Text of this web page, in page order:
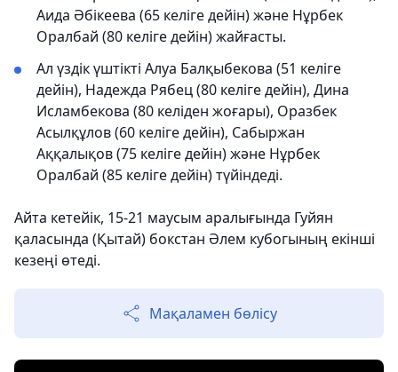
Аида Әбікеева (65 келіге дейін) және Нұрбек
Оралбай (80 келіге дейін) жайғасты.
Ал үздік үштікті Алуа Балқыбекова (51 келіге
дейін), Надежда Рябец (80 келіге дейін), Дина
Исламбекова (80 келіден жоғары), Оразбек
Асылқұлов (60 келіге дейін), Сабыржан
Аққалықов (75 келіге дейін) және Нұрбек
Оралбай (85 келіге дейін) түйіндеді.
Айта кетейік, 15-21 маусым аралығында Гуйян
қаласында (Қытай) бокстан Әлем кубогының екінші
кезеңі өтеді.
Мақаламен бөлісу